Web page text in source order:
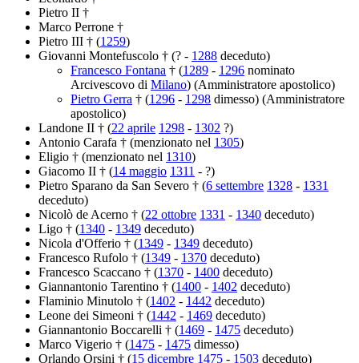
Pietro II †
Marco Perrone †
Pietro III † (1259)
Giovanni Montefuscolo † (? - 1288 deceduto)
Francesco Fontana † (1289 - 1296 nominato
Arcivescovo di Milano) (Amministratore apostolico)
Pietro Gerra † (1296 - 1298 dimesso) (Amministratore
apostolico)
Landone II † (22 aprile 1298 - 1302 ?)
Antonio Carafa † (menzionato nel 1305)
Eligio † (menzionato nel 1310)
Giacomo II † (14 maggio 1311 - ?)
Pietro Sparano da San Severo † (6 settembre 1328 - 1331
deceduto)
Nicolò de Acerno † (22 ottobre 1331 - 1340 deceduto)
Ligo † (1340 - 1349 deceduto)
Nicola d'Offerio † (1349 - 1349 deceduto)
Francesco Rufolo † (1349 - 1370 deceduto)
Francesco Scaccano † (1370 - 1400 deceduto)
Giannantonio Tarentino † (1400 - 1402 deceduto)
Flaminio Minutolo † (1402 - 1442 deceduto)
Leone dei Simeoni † (1442 - 1469 deceduto)
Giannantonio Boccarelli † (1469 - 1475 deceduto)
Marco Vigerio † (1475 - 1475 dimesso)
Orlando Orsini † (15 dicembre 1475 - 1503 deceduto)